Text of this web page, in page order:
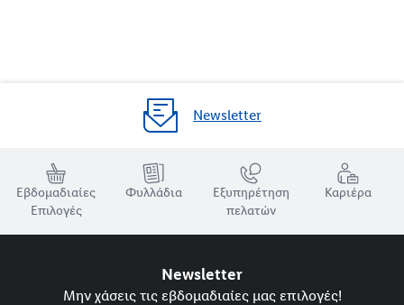
Newsletter
Εβδομαδιαίες
Επιλογές
Φυλλάδια
Εξυπηρέτηση
πελατών
Καριέρα
Newsletter
Μην χάσεις τις εβδομαδιαίες μας επιλογές!